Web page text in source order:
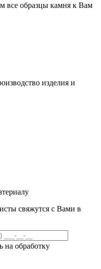
все образцы камня к Вам
изделия и
свяжутся с Вами в
на обработку